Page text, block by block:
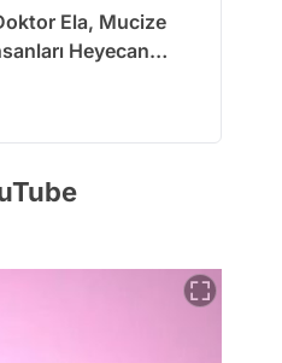
Ela, Mucize
Heyecan